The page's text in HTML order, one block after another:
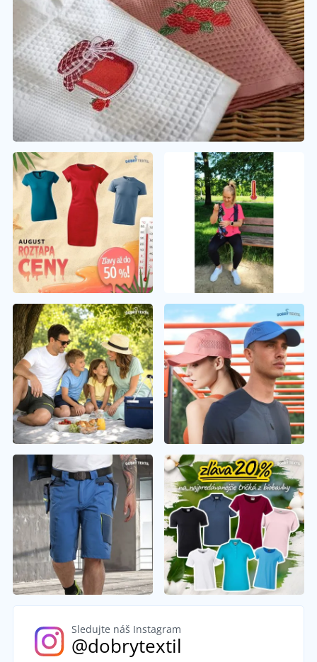
Sledujte náš Instagram
@dobrytextil